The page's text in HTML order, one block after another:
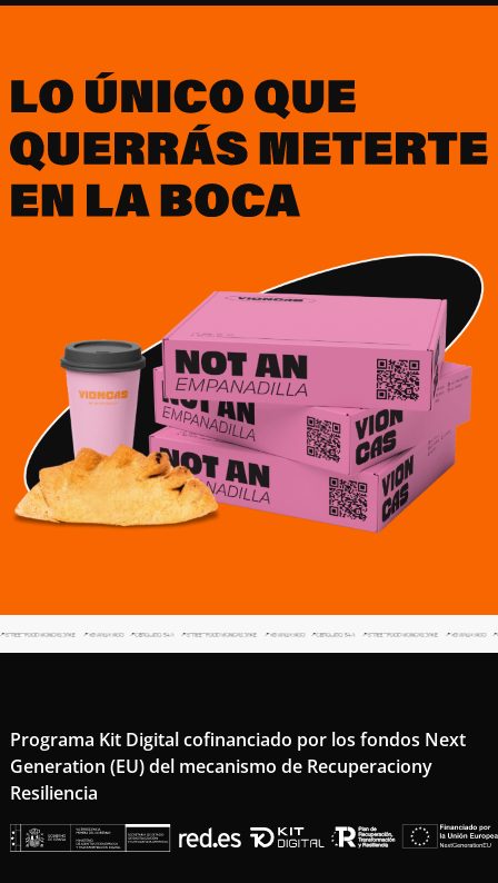
Programa Kit Digital cofinanciado por los fondos Next
Generation (EU) del mecanismo de Recuperaciony
Resiliencia